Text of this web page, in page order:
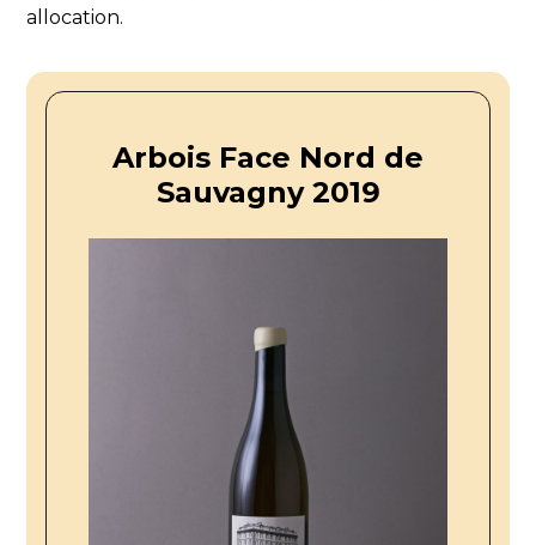
allocation.
Arbois Face Nord de
Sauvagny 2019